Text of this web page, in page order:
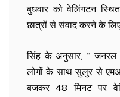
बुधवार को वेलिंगटन
छात्रों से संवाद करने के लिए
सिंह के अनुसार, ‘‘
लोगों के साथ सुलुर से
बजकर 48 मिनट पर